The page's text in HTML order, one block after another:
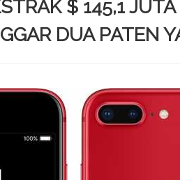
$ 145,1 JUTA
DUA PATEN